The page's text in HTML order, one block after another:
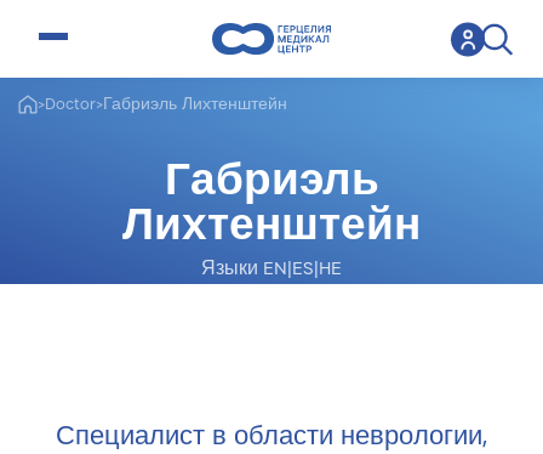
>Doctor>Габриэль Лихтенштейн
Габриэль
Лихтенштейн
Языки EN|ES|HE
Специалист в области неврологии,